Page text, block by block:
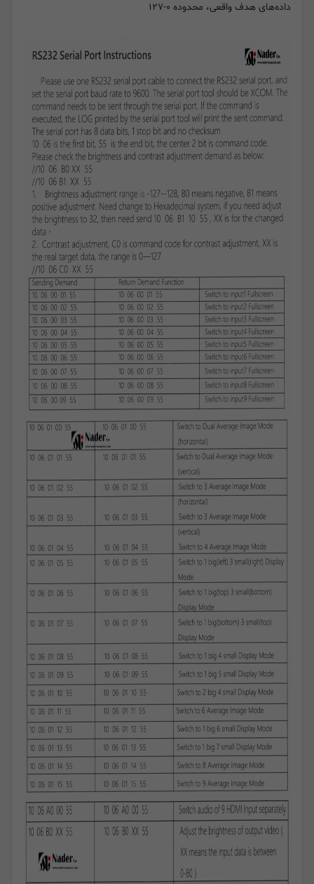
داده‌های هدف واقعی، محدوده ۰-۱۲۷